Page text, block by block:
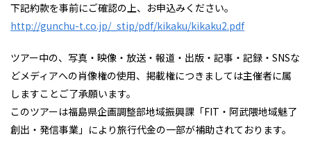
下記約款を事前にご確認の上、お申込みください。
http://gunchu-t.co.jp/_stip/pdf/kikaku/kikaku2.pdf
ツアー中の、写真・映像・放送・報道・出版・記事・記録・SNSな
どメディアへの肖像権の使用、掲載権につきましては主催者に属
しますことご了承願います。
このツアーは福島県企画調整部地域振興課「FIT・阿武隈地域魅了
創出・発信事業」により旅行代金の一部が補助されております。